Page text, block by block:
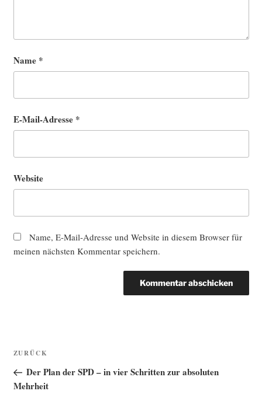
Name *
E-Mail-Adresse *
Website
Name, E-Mail-Adresse und Website in diesem Browser für
meinen nächsten Kommentar speichern.
Beitragsnavigation
Vorheriger
Beitrag
ZURÜCK
Der Plan der SPD – in vier Schritten zur absoluten
Mehrheit